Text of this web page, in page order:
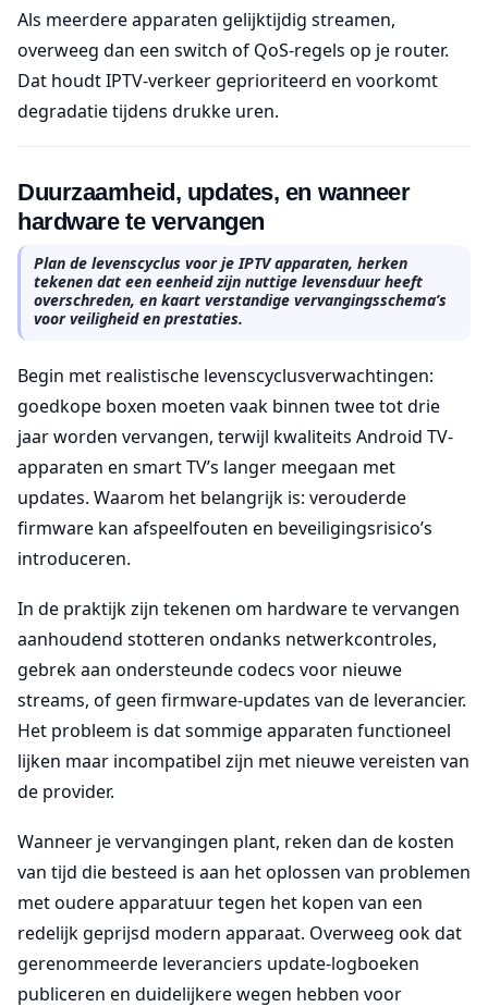
Als meerdere apparaten gelijktijdig streamen,
overweeg dan een switch of QoS-regels op je router.
Dat houdt IPTV-verkeer geprioriteerd en voorkomt
degradatie tijdens drukke uren.
Duurzaamheid, updates, en wanneer
hardware te vervangen
Plan de levenscyclus voor je IPTV apparaten, herken
tekenen dat een eenheid zijn nuttige levensduur heeft
overschreden, en kaart verstandige vervangingsschema’s
voor veiligheid en prestaties.
Begin met realistische levenscyclusverwachtingen:
goedkope boxen moeten vaak binnen twee tot drie
jaar worden vervangen, terwijl kwaliteits Android TV-
apparaten en smart TV’s langer meegaan met
updates. Waarom het belangrijk is: verouderde
firmware kan afspeelfouten en beveiligingsrisico’s
introduceren.
In de praktijk zijn tekenen om hardware te vervangen
aanhoudend stotteren ondanks netwerkcontroles,
gebrek aan ondersteunde codecs voor nieuwe
streams, of geen firmware-updates van de leverancier.
Het probleem is dat sommige apparaten functioneel
lijken maar incompatibel zijn met nieuwe vereisten van
de provider.
Wanneer je vervangingen plant, reken dan de kosten
van tijd die besteed is aan het oplossen van problemen
met oudere apparatuur tegen het kopen van een
redelijk geprijsd modern apparaat. Overweeg ook dat
gerenommeerde leveranciers update-logboeken
publiceren en duidelijkere wegen hebben voor